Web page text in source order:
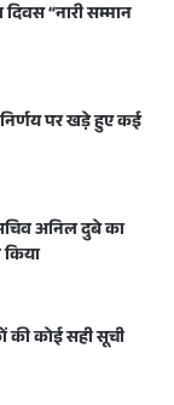
“नारी सम्मान
पर खड़े हुए कई
अनिल दुबे का
की कोई सही सूची